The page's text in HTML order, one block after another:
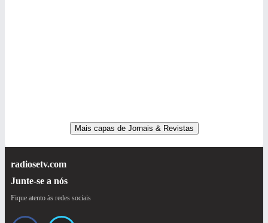
Mais capas de Jornais & Revistas
radiosetv.com
Junte-se a nós
Fique atento às redes sociais